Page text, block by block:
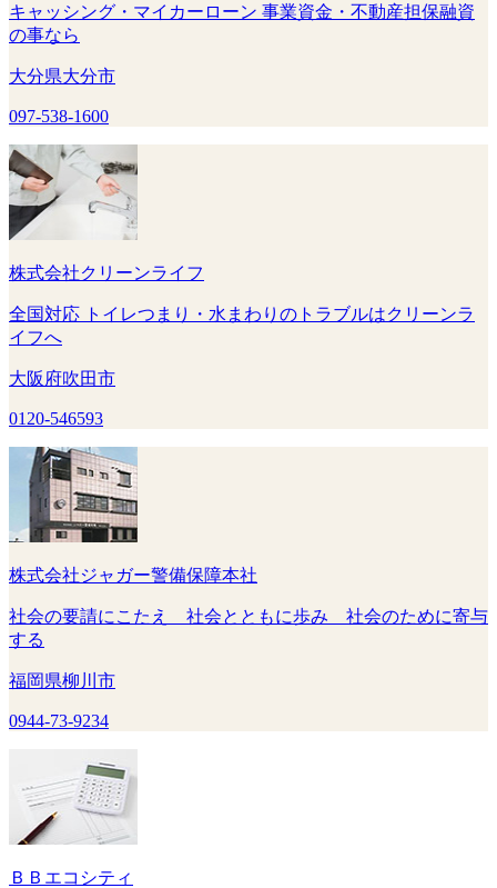
キャッシング・マイカーローン 事業資金・不動産担保融資
の事なら
大分県大分市
097-538-1600
株式会社クリーンライフ
全国対応 トイレつまり・水まわりのトラブルはクリーンラ
イフへ
大阪府吹田市
0120-546593
株式会社ジャガー警備保障本社
社会の要請にこたえ 社会とともに歩み 社会のために寄与
する
福岡県柳川市
0944-73-9234
ＢＢエコシティ